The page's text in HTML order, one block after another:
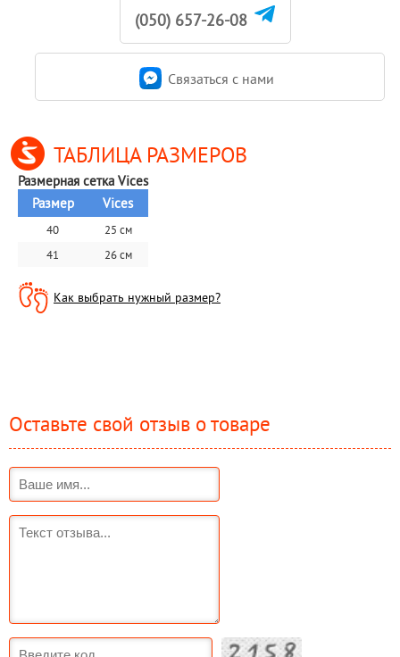
(050) 657-26-08
Связаться c нами
ТАБЛИЦА РАЗМЕРОВ
Размерная сетка Vices
Размер
Vices
40
25 см
41
26 см
Как выбрать нужный размер?
Оставьте свой отзыв о товаре